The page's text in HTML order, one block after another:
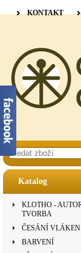
Katalog
KLOTHO -
TVORBA
ČESÁNÍ VLÁKEN
BARVENÍ
KONTAKT